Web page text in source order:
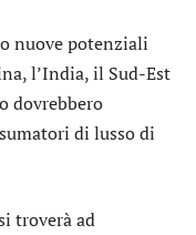
nuove potenziali
l’India, il Sud-Est
dovrebbero
di lusso di
troverà ad